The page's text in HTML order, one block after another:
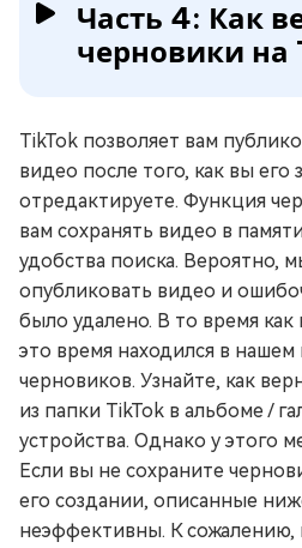
Часть 4: Как
черновики на
TikTok позволяет вам
видео после того, как вы его
отредактируете. Функция
вам сохранять видео в
удобства поиска. Вероятно,
опубликовать видео и
было удалено. В то время как
это время находился в
черновиков. Узнайте, как
из папки TikTok в альбоме /
устройства. Однако у этого
Если вы не сохраните
его создании, описанные
неэффективны. К сожалению,